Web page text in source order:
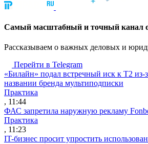
Cамый масштабный и точный канал
Рассказываем о важных деловых и
Перейти в Telegram
«Билайн» подал встречный иск к Т2 из-
названии бренда мультиподписки
Практика
, 11:44
ФАС запретила наружную рекламу
Практика
, 11:23
IT-бизнес просит упростить